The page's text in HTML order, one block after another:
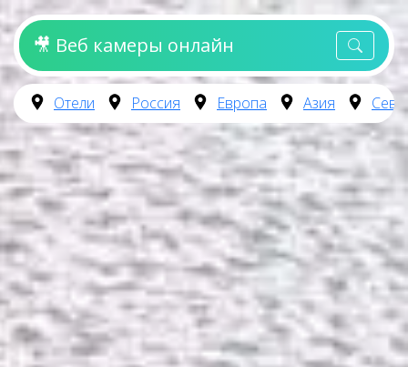
🎥 Веб камеры онлайн
Отели Россия Европа Азия